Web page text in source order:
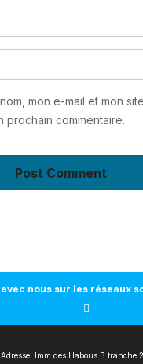
mon e-mail et mon
prochain commentaire.
nous sur les réseaux
Imm des Habous B tranche